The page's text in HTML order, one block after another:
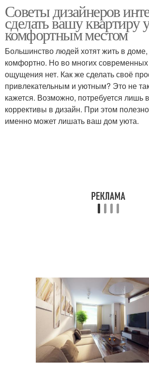
Освещение в квартире
Советы дизайнеров
сделать вашу
комфортным местом
Большинство людей хотят жить в доме,
комфортно. Но во многих современных
ощущения нет. Как же сделать своё
привлекательным и уютным? Это не
кажется. Возможно, потребуется лишь
коррективы в дизайн. При этом
именно может лишать ваш дом уюта.